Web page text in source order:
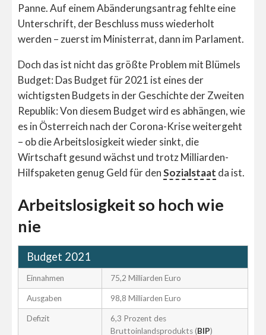
Panne. Auf einem Abänderungsantrag fehlte eine
Unterschrift, der Beschluss muss wiederholt
werden – zuerst im Ministerrat, dann im Parlament.
Doch das ist nicht das größte Problem mit Blümels
Budget: Das Budget für 2021 ist eines der
wichtigsten Budgets in der Geschichte der Zweiten
Republik: Von diesem Budget wird es abhängen, wie
es in Österreich nach der Corona-Krise weitergeht
– ob die Arbeitslosigkeit wieder sinkt, die
Wirtschaft gesund wächst und trotz Milliarden-
Hilfspaketen genug Geld für denSozialstaat da ist.
Arbeitslosigkeit so hoch wie
nie
Budget 2021
Einnahmen 75,2 Milliarden Euro
Ausgaben 98,8 Milliarden Euro
Defizit
6,3 Prozent des
Bruttoinlandsprodukts (BIP)